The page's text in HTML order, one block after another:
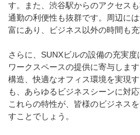
す。また、渋谷駅からのアクセス
通勤の利便性も抜群です。周辺に
富にあり、ビジネス以外の時間も
さらに、SUNXビルの設備の充実
ワークスペースの提供に寄与しま
構造、快適なオフィス環境を実現
も、あらゆるビジネスシーンに対
これらの特性が、皆様のビジネス
すことでしょう。